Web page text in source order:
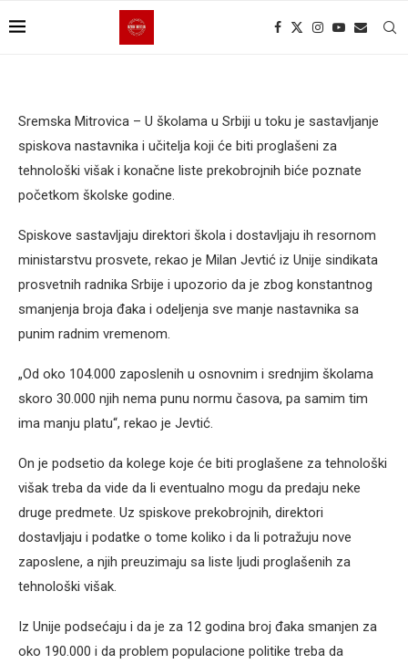
Sremska Mitrovica – U školama u Srbiji u toku je sastavljanje
spiskova nastavnika i učitelja koji će biti proglašeni za
tehnološki višak i konačne liste prekobrojnih biće poznate
početkom školske godine.
Spiskove sastavljaju direktori škola i dostavljaju ih resornom
ministarstvu prosvete, rekao je Milan Jevtić iz Unije sindikata
prosvetnih radnika Srbije i upozorio da je zbog konstantnog
smanjenja broja đaka i odeljenja sve manje nastavnika sa
punim radnim vremenom.
„Od oko 104.000 zaposlenih u osnovnim i srednjim školama
skoro 30.000 njih nema punu normu časova, pa samim tim
ima manju platu“, rekao je Jevtić.
On je podsetio da kolege koje će biti proglašene za tehnološki
višak treba da vide da li eventualno mogu da predaju neke
druge predmete. Uz spiskove prekobrojnih, direktori
dostavljaju i podatke o tome koliko i da li potražuju nove
zaposlene, a njih preuzimaju sa liste ljudi proglašenih za
tehnološki višak.
Iz Unije podsećaju i da je za 12 godina broj đaka smanjen za
oko 190.000 i da problem populacione politike treba da